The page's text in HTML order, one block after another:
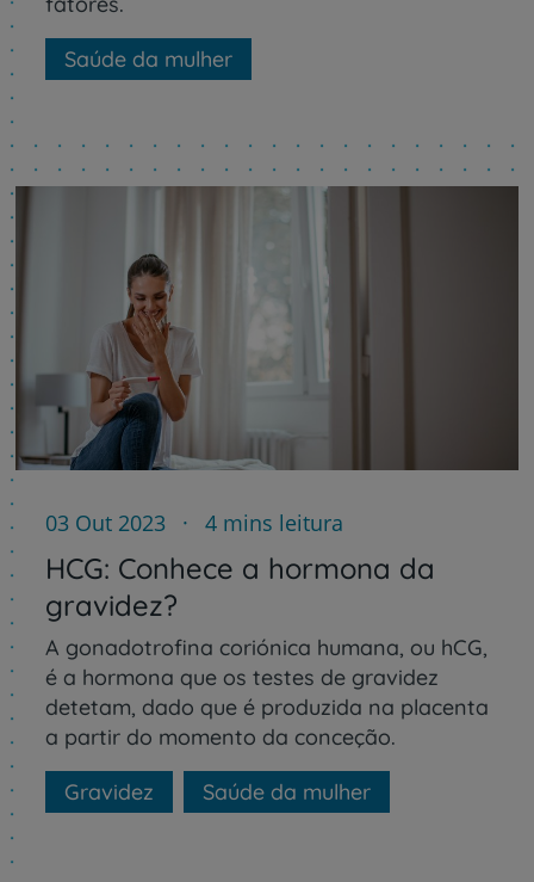
Saúde da mulher
03 Out 2023 4 mins leitura
HCG: Conhece a hormona da
gravidez?
A gonadotrofina coriónica humana, ou hCG,
é a hormona que os testes de gravidez
detetam, dado que é produzida na placenta
a partir do momento da conceção.
Gravidez
Saúde da mulher